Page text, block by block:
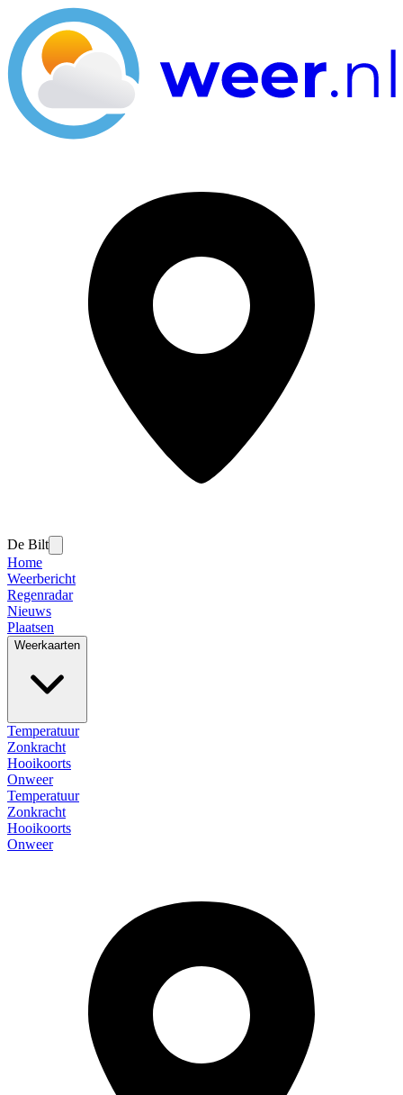
De Bilt
Home
Weerbericht
Regenradar
Nieuws
Plaatsen
Weerkaarten
Temperatuur
Zonkracht
Hooikoorts
Onweer
Temperatuur
Zonkracht
Hooikoorts
Onweer